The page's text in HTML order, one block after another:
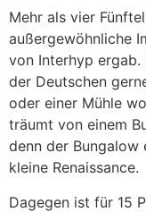
Mehr als vier
außergewöhnliche
von Interhyp ergab.
der Deutschen
oder einer Mühle
träumt von einem
denn der Bungalow
kleine Renaissance.
Dagegen ist für 15